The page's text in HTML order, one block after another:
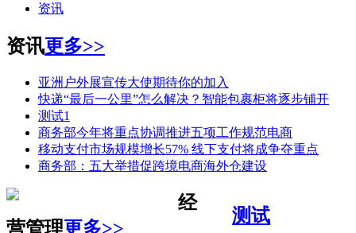
资讯
资讯更多>>
亚洲户外展宣传大使期待你的加入
快递“最后一公里”怎么解决？智能包裹柜将逐步铺开
测试1
商务部今年将重点协调推进五项工作规范电商
移动支付市场规模增长57% 线下支付将成争夺重点
商务部：五大举措促跨境电商海外仓建设
测试
经
营管理更多>>